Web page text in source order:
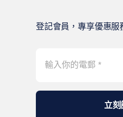
登記會員，專享優惠服
立刻